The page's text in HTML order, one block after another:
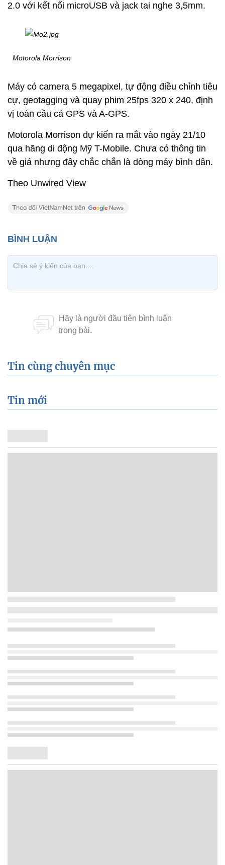
2.0 với kết nối microUSB và jack tai nghe 3,5mm.
Motorola Morrison
Máy có camera 5 megapixel, tự động điều chỉnh tiêu
cự, geotagging và quay phim 25fps 320 x 240, định
vị toàn cầu cả GPS và A-GPS.
Motorola Morrison dự kiến ra mắt vào ngày 21/10
qua hãng di động Mỹ T-Mobile. Chưa có thông tin
về giá nhưng đây chắc chắn là dòng máy bình dân.
Theo Unwired View
Tin cùng chuyên mục
Tin mới